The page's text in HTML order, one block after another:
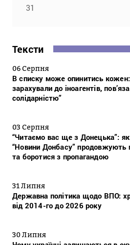
31
Тексти
06 Серпня
В списку може опинитись кожен:
зарахували до іноагентів,
солідарністю”
03 Серпня
“Читаємо вас ще з Донецька”: як
“Новини Донбасу” продовжують
та боротися з пропагандою
31 Липня
Державна політика щодо ВПО:
від 2014-го до 2026 року
30 Липня